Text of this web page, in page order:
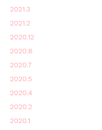
2021.3
2021.2
2020.12
2020.8
2020.7
2020.5
2020.4
2020.2
2020.1